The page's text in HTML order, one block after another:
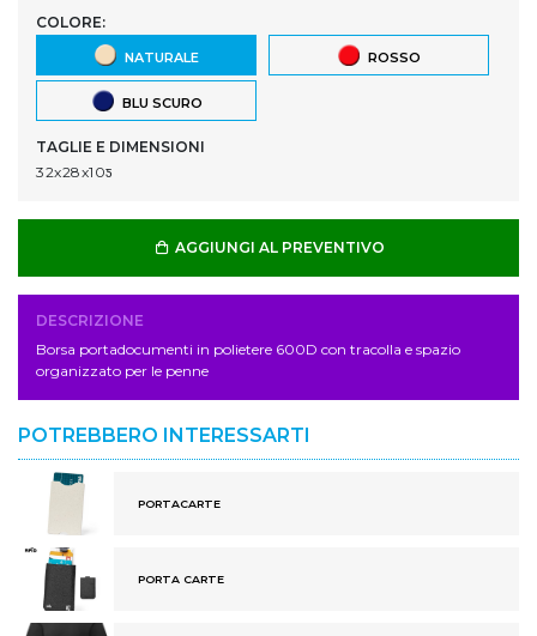
COLORE:
NATURALE ROSSO
BLU SCURO
TAGLIE E DIMENSIONI
32x28x10ƽ
AGGIUNGI AL PREVENTIVO
DESCRIZIONE
Borsa portadocumenti in polietere 600D con tracolla e spazio
organizzato per le penne
POTREBBERO INTERESSARTI
PORTACARTE
PORTA CARTE